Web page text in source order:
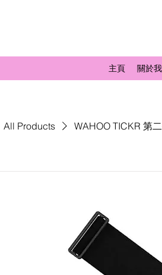
主頁 關於
All Products WAHOO TICKR 第